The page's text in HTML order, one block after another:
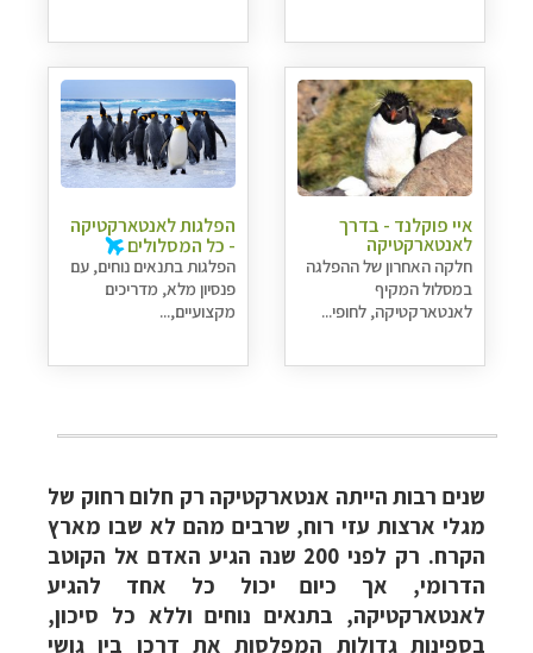
איי פוקלנד - בדרך
לאנטארקטיקה
חלקה האחרון של ההפלגה
במסלול המקיף
לאנטארקטיקה, לחופי...
הפלגות לאנטארקטיקה
- כל המסלולים
הפלגות בתנאים נוחים, עם
פנסיון מלא, מדריכים
מקצועיים,...
שנים רבות הייתה אנטארקטיקה רק חלום רחוק של
מגלי ארצות עזי רוח, שרבים מהם לא שבו מארץ
הקרח. רק לפני 200 שנה הגיע האדם אל הקוטב
הדרומי, אך כיום יכול כל אחד להגיע
לאנטארקטיקה, בתנאים נוחים וללא כל סיכון,
בספינות גדולות המפלסות את דרכן בין גושי